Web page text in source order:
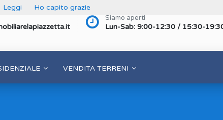
Siamo aperti
Lun-Sab: 9:00-12:30 / 15:30-
VENDITA TERRENI
Leggi Ho capito grazie